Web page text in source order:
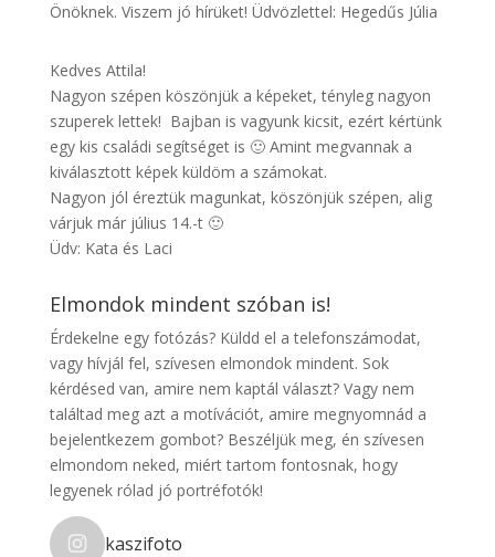
Önöknek. Viszem jó hírüket! Üdvözlettel: Hegedűs Júlia
Kedves Attila!
Nagyon szépen köszönjük a képeket, tényleg nagyon
szuperek lettek! Bajban is vagyunk kicsit, ezért kértünk
egy kis családi segítséget is 🙂 Amint megvannak a
kiválasztott képek küldöm a számokat.
Nagyon jól éreztük magunkat, köszönjük szépen, alig
várjuk már július 14.-t 🙂
Üdv: Kata és Laci
Elmondok mindent szóban is!
Érdekelne egy fotózás? Küldd el a telefonszámodat,
vagy hívjál fel, szívesen elmondok mindent. Sok
kérdésed van, amire nem kaptál választ? Vagy nem
találtad meg azt a motívációt, amire megnyomnád a
bejelentkezem gombot? Beszéljük meg, én szívesen
elmondom neked, miért tartom fontosnak, hogy
legyenek rólad jó portréfotók!
kaszifoto